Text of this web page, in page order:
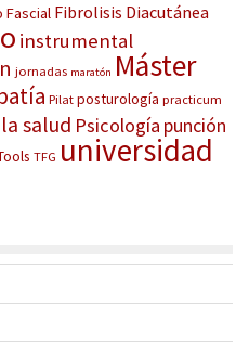
Fascial Fibrolisis Diacutánea
instrumental
jornadas maratón Máster
Pilat posturología practicum
salud Psicología punción
TFG universidad